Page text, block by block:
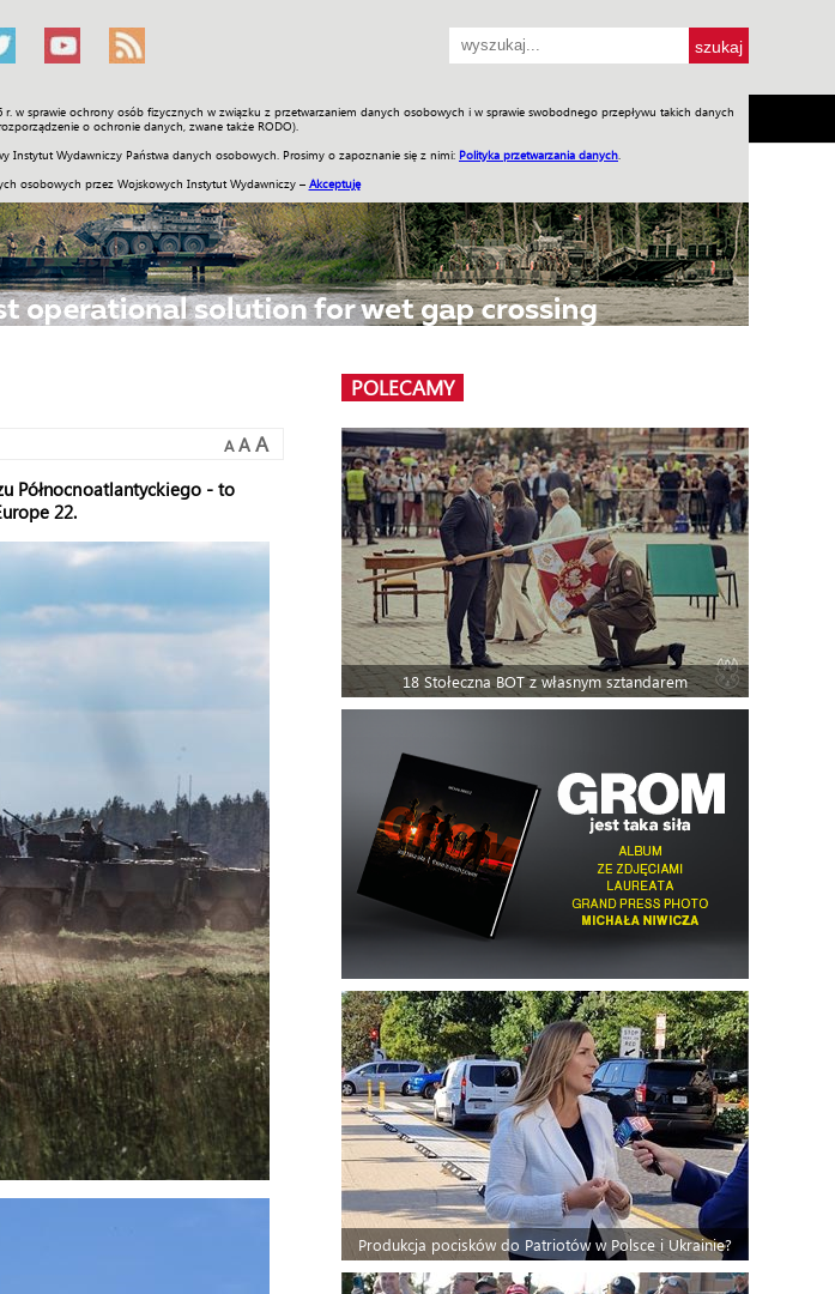
w sprawie ochrony osób fizycznych w związku z przetwarzaniem danych osobowych i w sprawie swobodnego przepływu takich danych
o ochronie danych, zwane także RODO).
Instytut Wydawniczy Państwa danych osobowych. Prosimy o zapoznanie się z nimi: Polityka przetwarzania danych
osobowych przez Wojskowych Instytut Wydawniczy – Akceptuję
Historia Galerie Wideo ENGLISH SKLEP Jednodniówki Praca w WIW
A A A
Północnoatlantyckiego - to
22.
POLECAMY
18 Stołeczna BOT z własnym sztandarem
Produkcja pocisków do Patriotów w Polsce i Ukrainie?